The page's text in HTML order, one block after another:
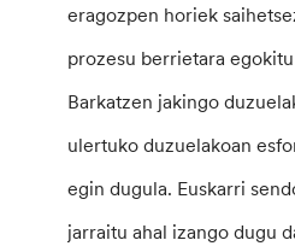
eragozpen horiek
prozesu berrietara
Barkatzen jakingo
ulertuko duzuelakoan
egin dugula. Euskarri
jarraitu ahal izango dugu